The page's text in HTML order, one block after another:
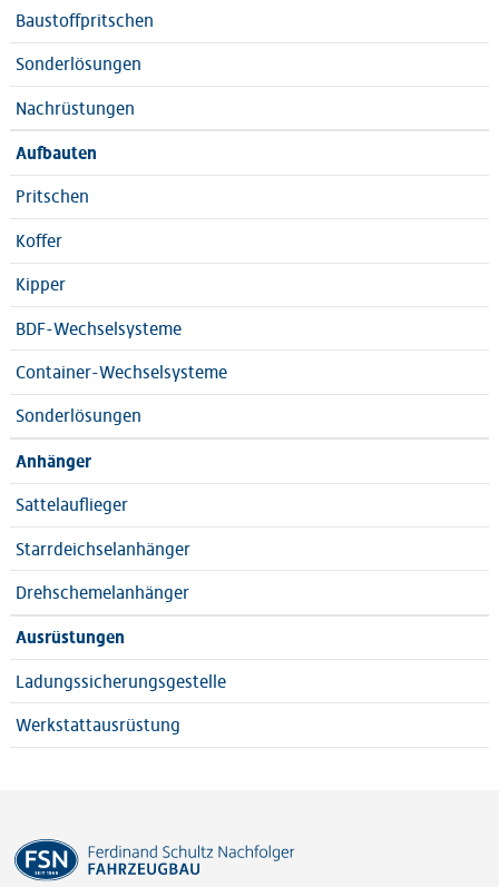
Baustoffpritschen
Sonderlösungen
Nachrüstungen
Aufbauten
Pritschen
Koffer
Kipper
BDF-Wechselsysteme
Container-Wechselsysteme
Sonderlösungen
Anhänger
Sattelauflieger
Starrdeichselanhänger
Drehschemelanhänger
Ausrüstungen
Ladungssicherungsgestelle
Werkstattausrüstung